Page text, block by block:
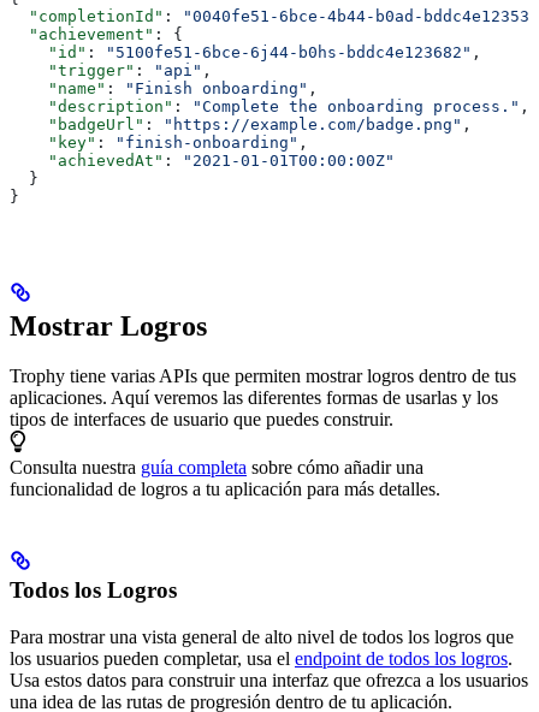
  "completionId"
:
"0040fe51-6bce-4b44-b0ad-
  "achievement"
: {
    "id"
: "5100fe51-6bce-6j44-b0hs-bddc4e123682" ,
    "trigger"
: "api" ,
    "name"
: "Finish onboarding" ,
    "description"
: "Complete the onboarding process." ,
    "badgeUrl"
: "https://example.com/badge.png" ,
    "key"
: "finish-onboarding" ,
    "achievedAt"
:
"2021-01-01T00:00:00Z"
  }
}
Mostrar Logros
Trophy tiene varias APIs que permiten mostrar logros dentro de tus
aplicaciones. Aquí veremos las diferentes formas de usarlas y los
tipos de interfaces de usuario que puedes construir.
Consulta nuestra guía completa sobre cómo añadir una
funcionalidad de logros a tu aplicación para más detalles.
Todos los Logros
Para mostrar una vista general de alto nivel de todos los logros que
los usuarios pueden completar, usa el endpoint de todos los logros.
Usa estos datos para construir una interfaz que ofrezca a los usuarios
una idea de las rutas de progresión dentro de tu aplicación.